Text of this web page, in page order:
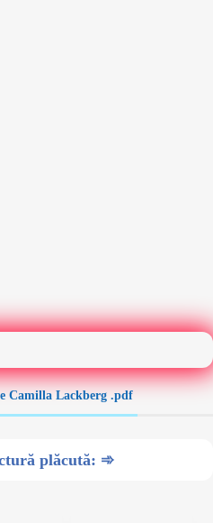
Camilla Lackberg .pdf
plăcută: ➾